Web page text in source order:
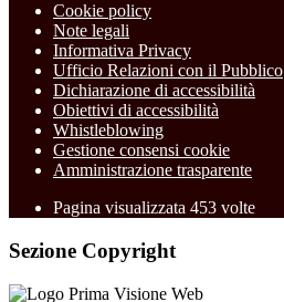
Cookie policy
Note legali
Informativa Privacy
Ufficio Relazioni con il Pubblico
Dichiarazione di accessibilità
Obiettivi di accessibilità
Whistleblowing
Gestione consensi cookie
Amministrazione trasparente
Pagina visualizzata 453 volte
Sezione Copyright